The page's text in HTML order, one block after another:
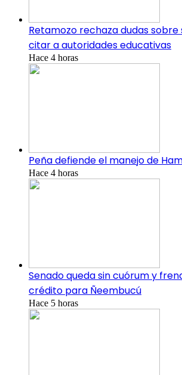
Retamozo rechaza dudas
citar a autoridades educativas
Hace 4 horas
Peña defiende el manejo de
Hace 4 horas
Senado queda sin cuórum y
crédito para Ñeembucú
Hace 5 horas